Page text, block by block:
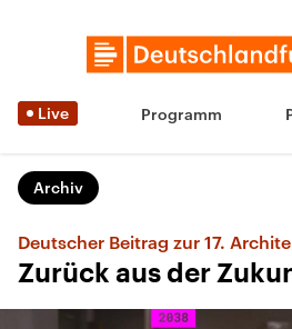
Live Programm
Archiv
Deutscher Beitrag zur 17.
Zurück aus der